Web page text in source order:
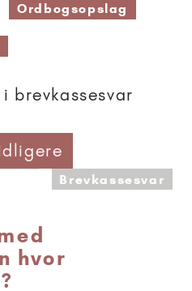
Ordbogsopslag
brevkassesvar
til 18+
Brevkassesvar
hvor